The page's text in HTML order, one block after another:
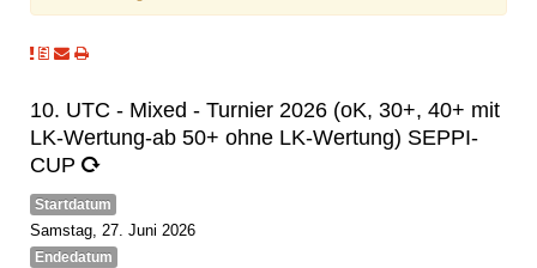
10. UTC - Mixed - Turnier 2026 (oK, 30+, 40+ mit
LK-Wertung-ab 50+ ohne LK-Wertung) SEPPI-
CUP
Startdatum
Samstag, 27. Juni 2026
Endedatum